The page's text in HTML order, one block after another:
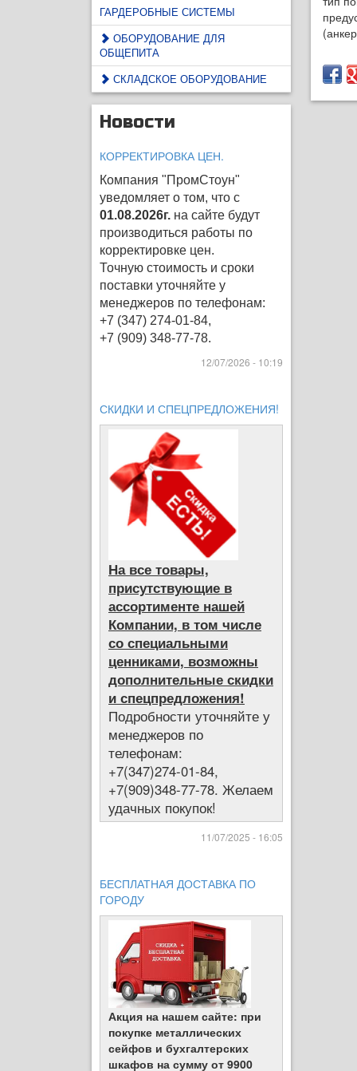
ГАРДЕРОБНЫЕ СИСТЕМЫ
ОБОРУДОВАНИЕ ДЛЯ
ОБЩЕПИТА
СКЛАДСКОЕ ОБОРУДОВАНИЕ
Новости
КОРРЕКТИРОВКА ЦЕН.
Компания "ПромСтоун"
уведомляет о том, что с
01.08.2026г. на сайте будут
производиться работы по
корректировке цен.
Точную стоимость и сроки
поставки уточняйте у
менеджеров по телефонам:
+7 (347) 274-01-84,
+7 (909) 348-77-78.
12/07/2026 - 10:19
СКИДКИ И СПЕЦПРЕДЛОЖЕНИЯ!
На все товары,
присутствующие в
ассортименте нашей
Компании, в том числе
со специальными
ценниками, возможны
дополнительные скидки
и спецпредложения!
Подробности уточняйте у
менеджеров по
телефонам:
+7(347)274-01-84,
+7(909)348-77-78. Желаем
удачных покупок!
11/07/2025 - 16:05
БЕСПЛАТНАЯ ДОСТАВКА ПО
ГОРОДУ
Акция на нашем сайте: при
покупке металлических
сейфов и бухгалтерских
шкафов на сумму от 9900